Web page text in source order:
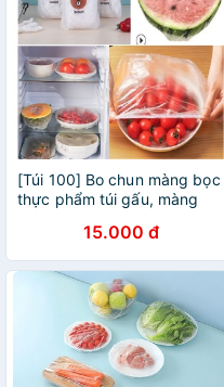
[Túi 100] Bo chun màng bọc
thực phẩm túi gấu, màng
co giãn tái sử dụng được
nhiều lần
15.000 đ